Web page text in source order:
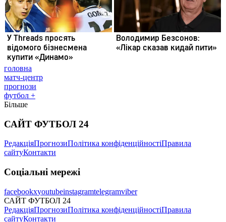
головна
матч-центр
прогнози
футбол +
Більше
САЙТ ФУТБОЛ 24
РедакціяПрогнозиПолітика конфіденційностіПравила
сайтуКонтакти
Соціальні мережі
facebookxyoutubeinstagramtelegramviber
САЙТ ФУТБОЛ 24
РедакціяПрогнозиПолітика конфіденційностіПравила
сайтуКонтакти